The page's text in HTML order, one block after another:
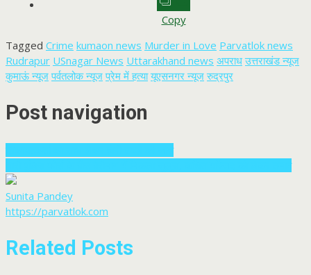
Copy
Tagged Crime kumaon news Murder in Love Parvatlok news
Rudrapur USnagar News Uttarakhand news अपराध उत्तराखंड न्यूज
कुमाऊं न्यूज पर्वतलोक न्यूज प्रेम में हत्या यूएसनगर न्यूज रुद्रपुर
Post navigation
Sunita Pandey
https://parvatlok.com
Related Posts